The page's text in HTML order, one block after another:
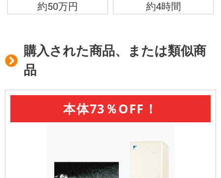
約50万円 約4時間
購入された商品、または類似商
品
本体73％OFF！